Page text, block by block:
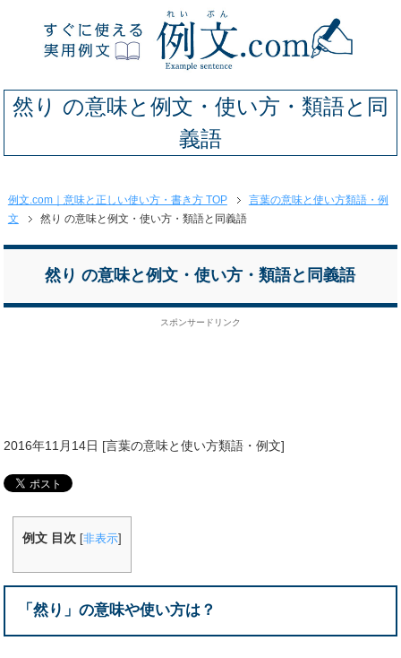
然り の意味と例文・使い方・類語と同
義語
例文.com｜意味と正しい使い方・書き方 TOP
言葉の意味と使い方類語・例
文
然り の意味と例文・使い方・類語と同義語
然り の意味と例文・使い方・類語と同義語
スポンサードリンク
2016年11月14日 [言葉の意味と使い方類語・例文]
例文 目次 [非表示]
「然り」の意味や使い方は？